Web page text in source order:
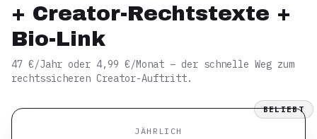
+ Creator-Rechtstexte +
Bio-Link
47 €/Jahr oder 4,99 €/Monat – der schnelle Weg zum
rechtssicheren Creator-Auftritt.
BELIEBT
JÄHRLICH